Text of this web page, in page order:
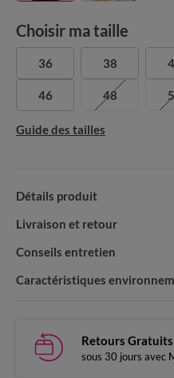
Choisir ma taille
36 38
46 48
Guide des tailles
Détails produit
Livraison et retour
Conseils entretien
Caractéristiques
Retours Gratuits
sous 30 jours avec